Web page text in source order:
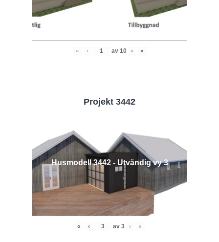
« ‹ av 10 › »
Projekt 3442
Husmodell 3442 - Utvändig vy 3
« ‹ av 3 › »